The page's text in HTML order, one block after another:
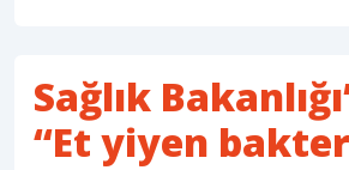
Sağlık
“Et yiyen